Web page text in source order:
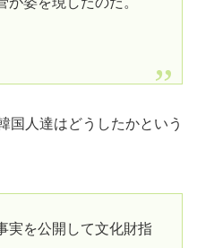
国人達はどうしたかという
実を公開して文化財指